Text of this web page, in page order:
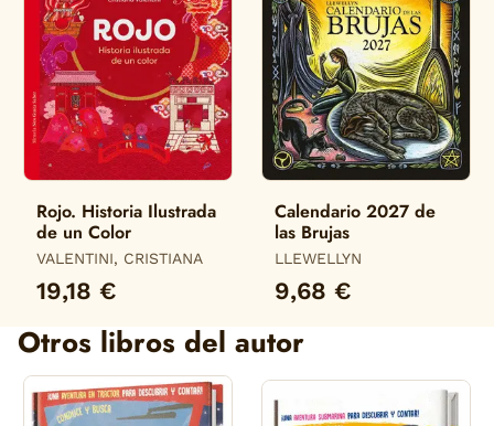
Rojo. Historia Ilustrada
de un Color
VALENTINI, CRISTIANA
19,18 €
Calendario 2027 de
las Brujas
LLEWELLYN
9,68 €
Otros libros del autor